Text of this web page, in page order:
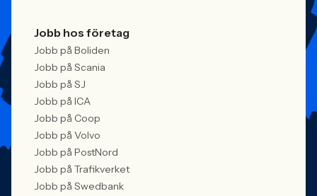
Jobb hos företag
Jobb på Boliden
Jobb på Scania
Jobb på SJ
Jobb på ICA
Jobb på Coop
Jobb på Volvo
Jobb på PostNord
Jobb på Trafikverket
Jobb på Swedbank